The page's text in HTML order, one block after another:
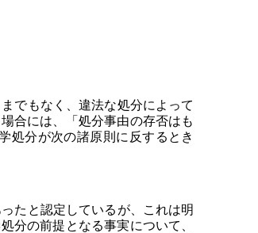
でもなく、違法な処分によって
合には、「処分事由の存否はも
処分が次の諸原則に反するとき
たと認定しているが、これは明
分の前提となる事実について、